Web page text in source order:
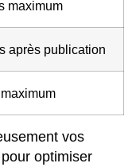
maximum
après publication
vos
optimiser